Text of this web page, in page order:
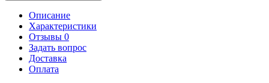
Описание
Характеристики
Отзывы 0
Задать вопрос
Доставка
Оплата